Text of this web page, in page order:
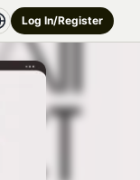
Log In/Register